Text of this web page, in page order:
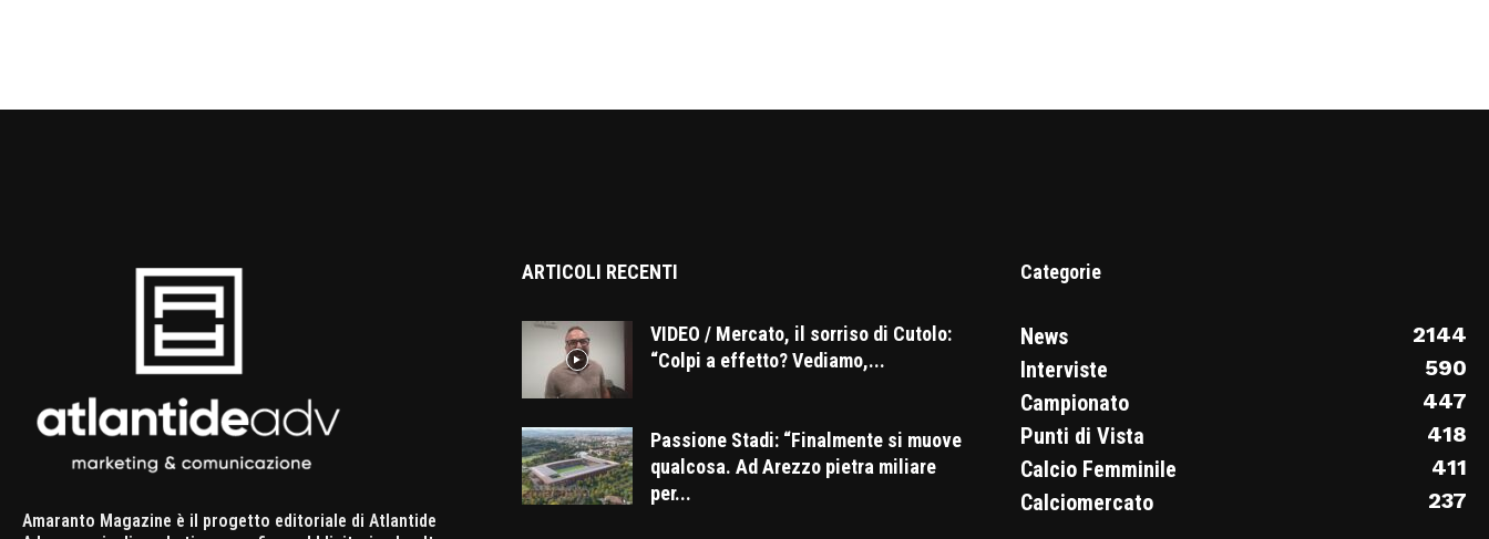
Amaranto Magazine è il progetto editoriale di Atlantide
ARTICOLI RECENTI
VIDEO / Mercato, il sorriso di Cutolo:
“Colpi a effetto? Vediamo,...
Passione Stadi: “Finalmente si muove
qualcosa. Ad Arezzo pietra miliare
per...
Categorie
News
2144
Interviste
590
Campionato
447
Punti di Vista
418
Calcio Femminile
411
Calciomercato
237